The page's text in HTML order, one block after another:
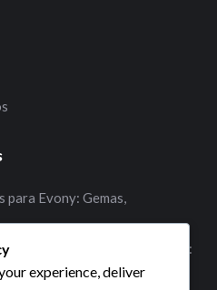
para Evony: Gemas,
códigos de regalo de Evony:
experience, deliver